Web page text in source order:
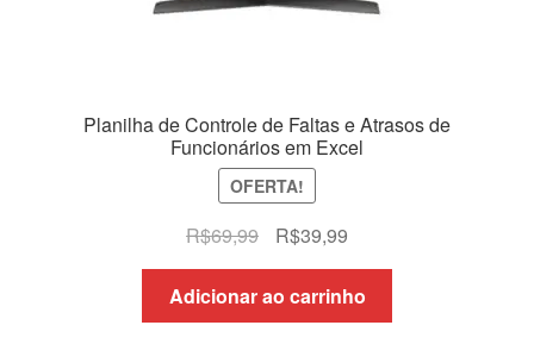
Planilha de Controle de Faltas e Atrasos de
Funcionários em Excel
OFERTA!
R$69,99
O
preço
original
era:
R$39,99O
preço
atual
é:
Adicionar ao carrinho